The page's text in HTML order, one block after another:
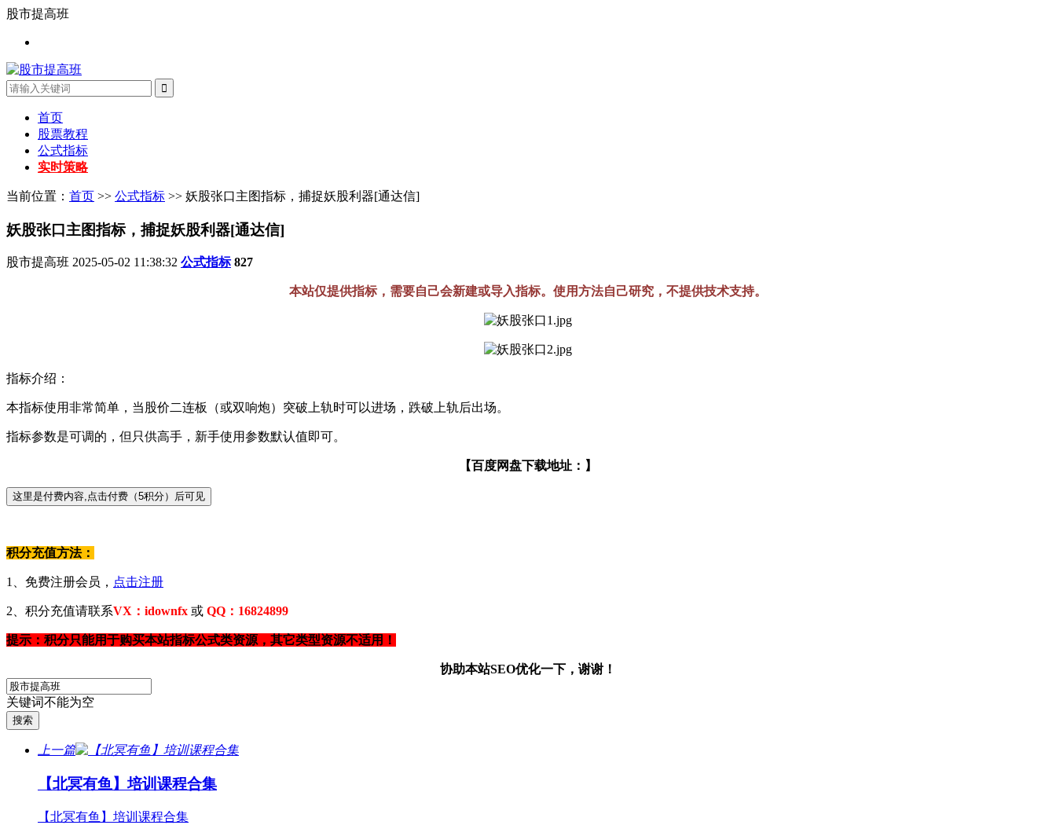
股市提高班
首页
股票教程
公式指标
实时策略
当前位置： 首页 >> 公式指标 >> 妖股张口主图指标，捕捉妖股利器[通达信]
妖股张口主图指标，捕捉妖股利器[通达信]
股市提高班 2025-05-02 11:38:32 公式指标 827
本站仅提供指标，需要自己会新建或导入指标。使用方法自己研究，不提供技术支持。
指标介绍：
本指标使用非常简单，当股价二连板（或双响炮）突破上轨时可以进场，跌破上轨后出场。
指标参数是可调的，但只供高手，新手使用参数默认值即可。
【百度网盘下载地址：】
积分充值方法：
1、免费注册会员， 点击注册
2、积分充值请联系VX：idownfx 或 QQ：16824899
提示：积分只能用于购买本站指标公式类资源，其它类型资源不适用！
协助本站SEO优化一下，谢谢！
关键词不能为空
上一篇
【北冥有鱼】培训课程合集
【北冥有鱼】培训课程合集